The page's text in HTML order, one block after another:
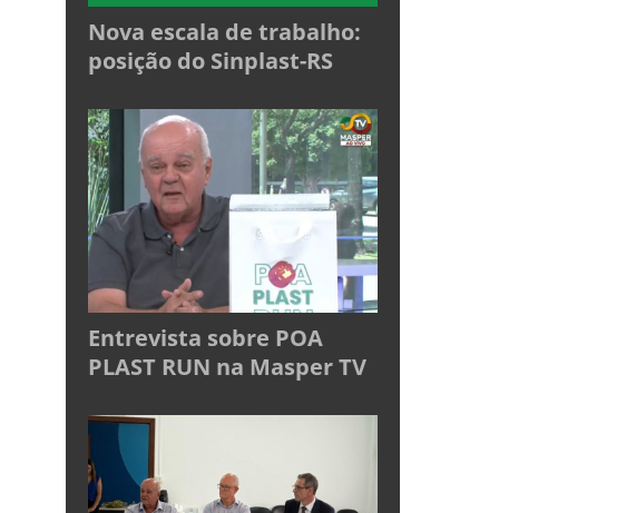
Nova escala de trabalho:
posição do Sinplast-RS
Entrevista sobre POA
PLAST RUN na Masper TV